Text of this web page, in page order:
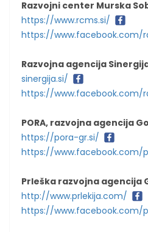
Razvojni center Murska
https://www.rcms.si/
https://www.facebook.com/
Razvojna agencija
sinergija.si/
https://www.facebook.com/
PORA, razvojna agencija
https://pora-gr.si/
https://www.facebook.com/
Prleška razvojna agencija
http://www.prlekija.com/
https://www.facebook.com/